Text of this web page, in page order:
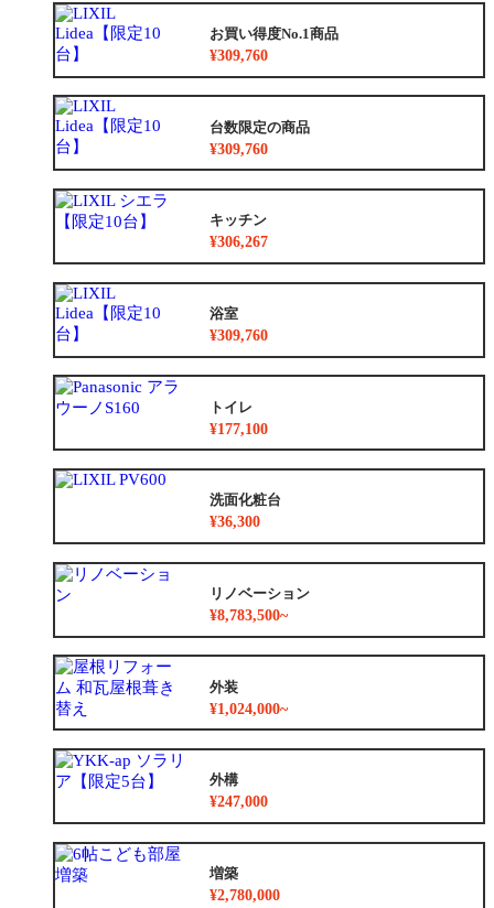
お買い得度No.1商品
¥309,760
台数限定の商品
¥309,760
キッチン
¥306,267
浴室
¥309,760
トイレ
¥177,100
洗面化粧台
¥36,300
リノベーション
¥8,783,500~
外装
¥1,024,000~
外構
¥247,000
増築
¥2,780,000